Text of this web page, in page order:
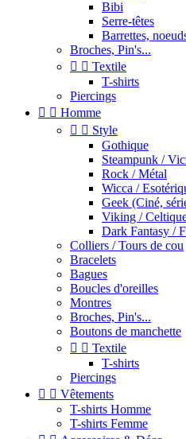
Bibi
Serre-têtes
Barrettes,
Broches, Pin's...
  Textile
T-shirts
Piercings
  Homme
  Style
Gothique
Steampunk /
Rock / Métal
Wicca /
Geek (Ciné,
Viking /
Dark Fantasy /
Colliers / Tours de cou
Bracelets
Bagues
Boucles d'oreilles
Montres
Broches, Pin's...
Boutons de manchette
  Textile
T-shirts
Piercings
  Vêtements
T-shirts Homme
T-shirts Femme